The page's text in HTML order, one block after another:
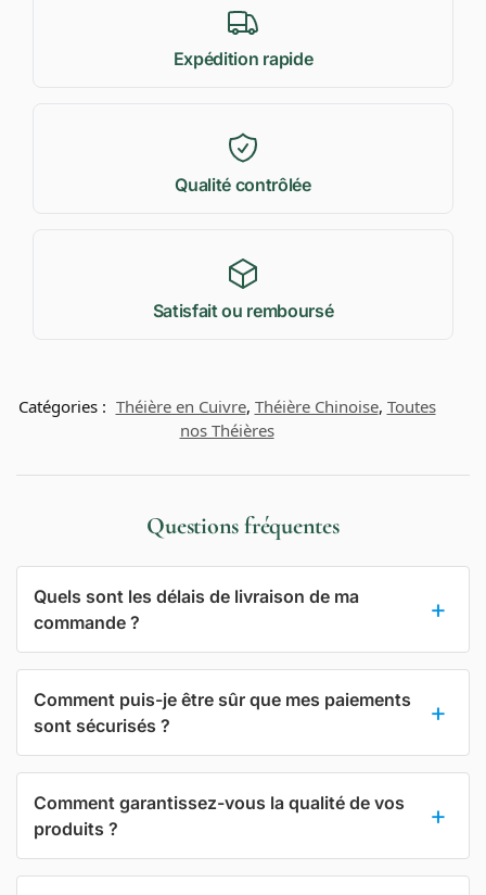
Expédition rapide
Qualité contrôlée
Satisfait ou remboursé
Catégories : Théière en Cuivre, Théière Chinoise, Toutes
nos Théières
Questions fréquentes
Quels sont les délais de livraison de ma
commande ?
Comment puis-je être sûr que mes paiements
sont sécurisés ?
Comment garantissez-vous la qualité de vos
produits ?